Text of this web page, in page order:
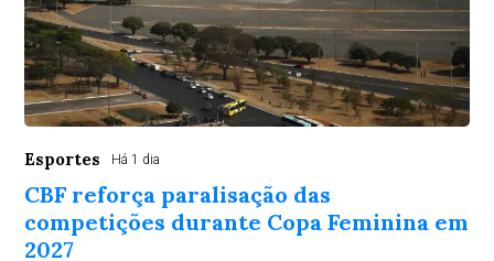
Esportes Há 1 dia
CBF reforça paralisação das
competições durante Copa Feminina em
2027